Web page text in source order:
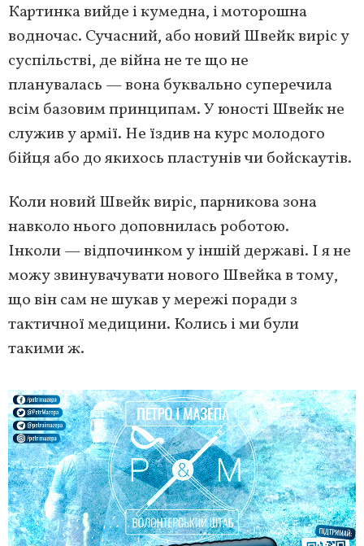
Картинка вийде і кумедна, і моторошна
водночас. Сучасний, або новий Швейк виріс у
суспільстві, де війна не те що не
планувалась — вона буквально суперечила
всім базовим принципам. У юності Швейк не
служив у армії. Не їздив на курс молодого
бійця або до якихось пластунів чи бойскаутів.
Коли новий Швейк виріс, парникова зона
навколо нього доповнилась роботою.
Інколи — відпочинком у іншій державі. І я не
можу звинувачувати нового Швейка в тому,
що він сам не шукав у мережі поради з
тактичної медицини. Колись і ми були
такими ж.